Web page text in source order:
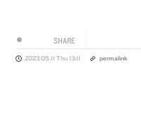
SHARE
2023.05.11 Thu 13:11 permalink